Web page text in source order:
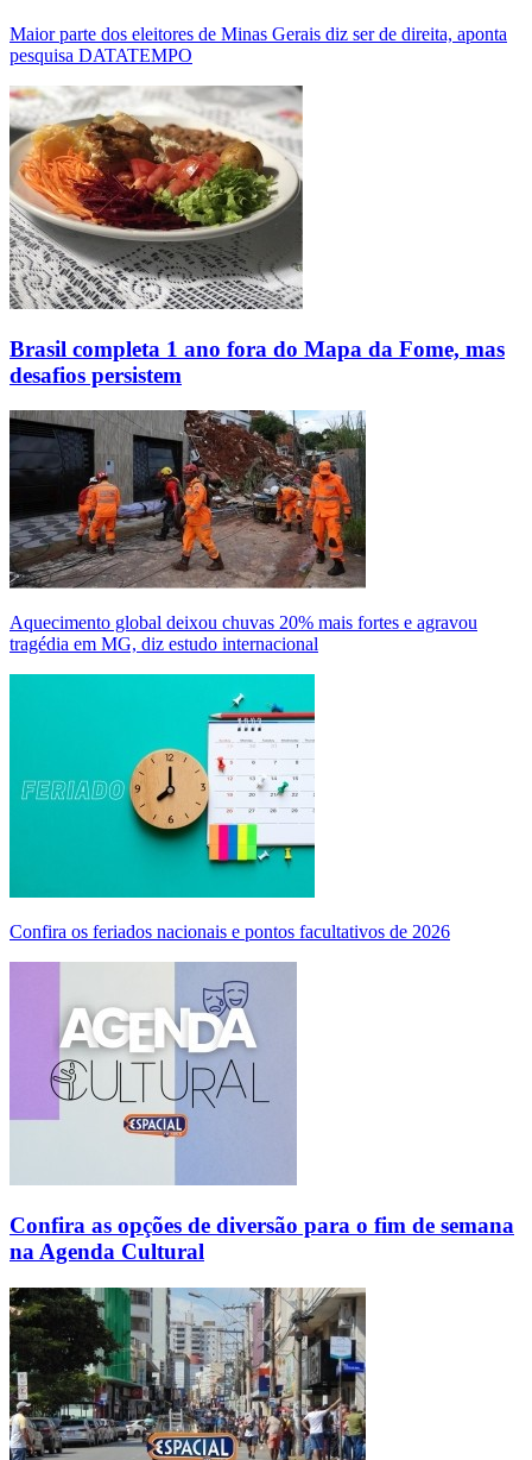
Maior parte dos eleitores de Minas Gerais diz ser de direita, aponta
pesquisa DATATEMPO
Brasil completa 1 ano fora do Mapa da Fome, mas
desafios persistem
Aquecimento global deixou chuvas 20% mais fortes e agravou
tragédia em MG, diz estudo internacional
Confira os feriados nacionais e pontos facultativos de 2026
Confira as opções de diversão para o fim de semana
na Agenda Cultural